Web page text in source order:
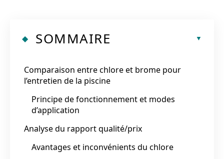
SOMMAIRE
Comparaison entre chlore et brome pour
l’entretien de la piscine
Principe de fonctionnement et modes
d’application
Analyse du rapport qualité/prix
Avantages et inconvénients du chlore